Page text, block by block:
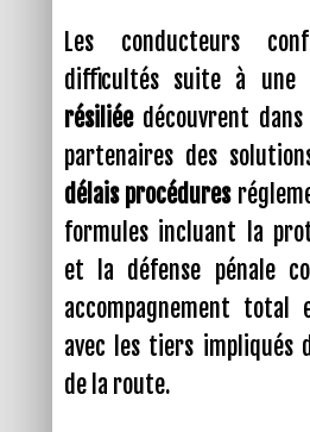
Les conducteurs
difficultés suite à une
résiliéedécouvrent
partenaires des
délais procédures
formules incluant la
et la défense pénale
accompagnement
avec les tiers impliqués
de la route.